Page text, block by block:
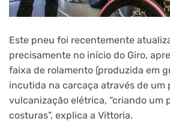
Este pneu foi recentemente
precisamente no início do Giro,
faixa de rolamento (produzida em
incutida na carcaça através de um
vulcanização elétrica, “criando um
costuras”, explica a Vittoria.